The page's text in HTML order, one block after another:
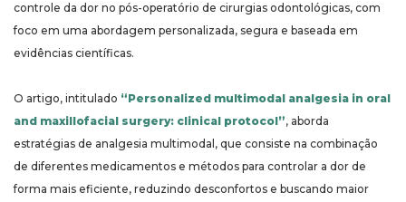
controle da dor no pós-operatório de cirurgias odontológicas, com
foco em uma abordagem personalizada, segura e baseada em
evidências científicas.
O artigo, intitulado “Personalized multimodal analgesia in oral
and maxillofacial surgery: clinical protocol”, aborda
estratégias de analgesia multimodal, que consiste na combinação
de diferentes medicamentos e métodos para controlar a dor de
forma mais eficiente, reduzindo desconfortos e buscando maior